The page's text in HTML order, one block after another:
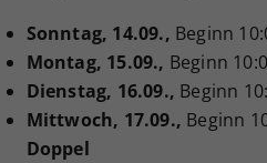
Sonntag, 14.09., Beginn
Montag, 15.09., Beginn
Dienstag, 16.09., Beginn
Mittwoch, 17.09., Beginn
Doppel